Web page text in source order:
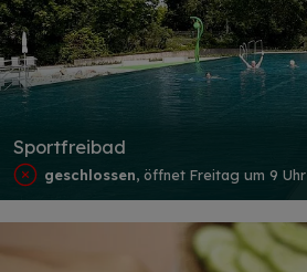
Sportfreibad
geschlossen, öffnet Freitag um 9 Uhr